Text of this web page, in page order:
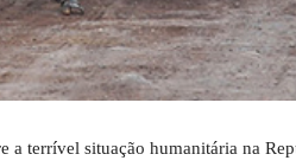
a terrível situação humanitária na